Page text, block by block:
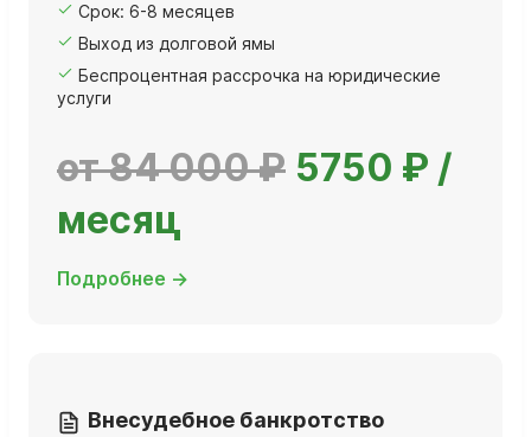
Срок: 6-8 месяцев
Выход из долговой ямы
Беспроцентная рассрочка на юридические
услуги
от 84 000 ₽ 5750 ₽ /
месяц
Подробнее →
Внесудебное банкротство